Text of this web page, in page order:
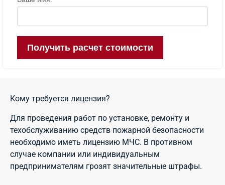
Кому требуется лицензия?
Для проведения работ по установке, ремонту и
техобслуживанию средств пожарной безопасности
необходимо иметь лицензию МЧС. В противном
случае компании или индивидуальным
предпринимателям грозят значительные штрафы.